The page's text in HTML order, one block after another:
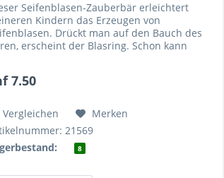
Seifenblasen-Zauberbär erleichtert
Kindern das Erzeugen von
Drückt man auf den Bauch des
erscheint der Blasring. Schon kann
7.50
Vergleichen
Merken
21569
8